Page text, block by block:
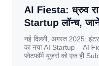
AI Fiesta: ध्रुव
Startup लॉन्च,
नई दिल्ली, अगस्त 2025:
का नया AI Startup – AI
प्लेटफॉर्म यूज़र्स को एक ही